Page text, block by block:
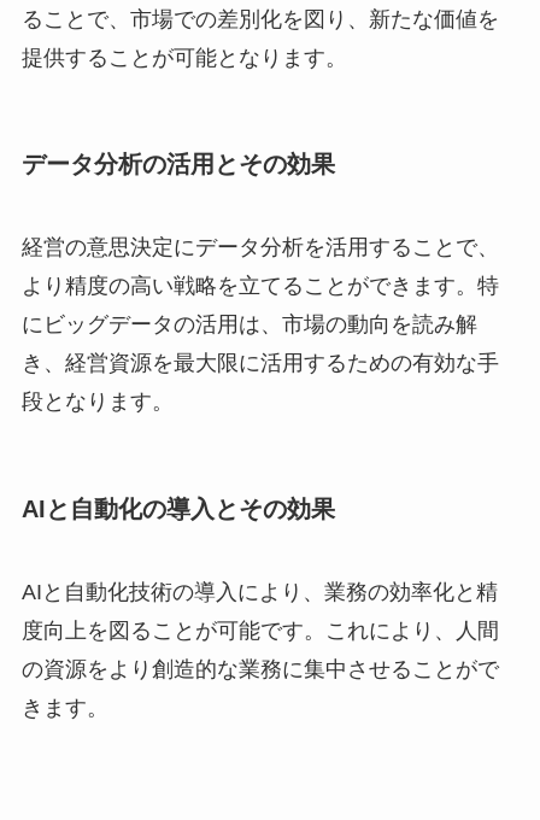
ることで、市場での差別化を図り、新たな価値を
提供することが可能となります。
データ分析の活用とその効果
経営の意思決定にデータ分析を活用することで、
より精度の高い戦略を立てることができます。特
にビッグデータの活用は、市場の動向を読み解
き、経営資源を最大限に活用するための有効な手
段となります。
AIと自動化の導入とその効果
AIと自動化技術の導入により、業務の効率化と精
度向上を図ることが可能です。これにより、人間
の資源をより創造的な業務に集中させることがで
きます。